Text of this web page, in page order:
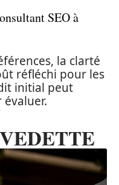
SEO à
la clarté
réfléchi pour les
initial peut